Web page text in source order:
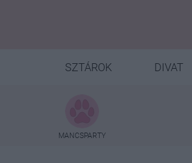
SZTÁROK DIVAT
MANCSPARTY